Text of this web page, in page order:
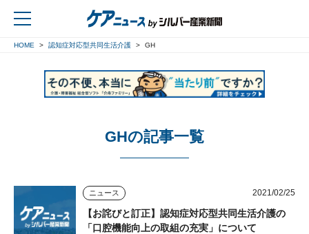
HOME 認知症対応型共同生活介護 GH
GHの記事一覧
ニュース 2021/02/25
【お詫びと訂正】認知症対応型共同生活介護の
「口腔機能向上の取組の充実」について